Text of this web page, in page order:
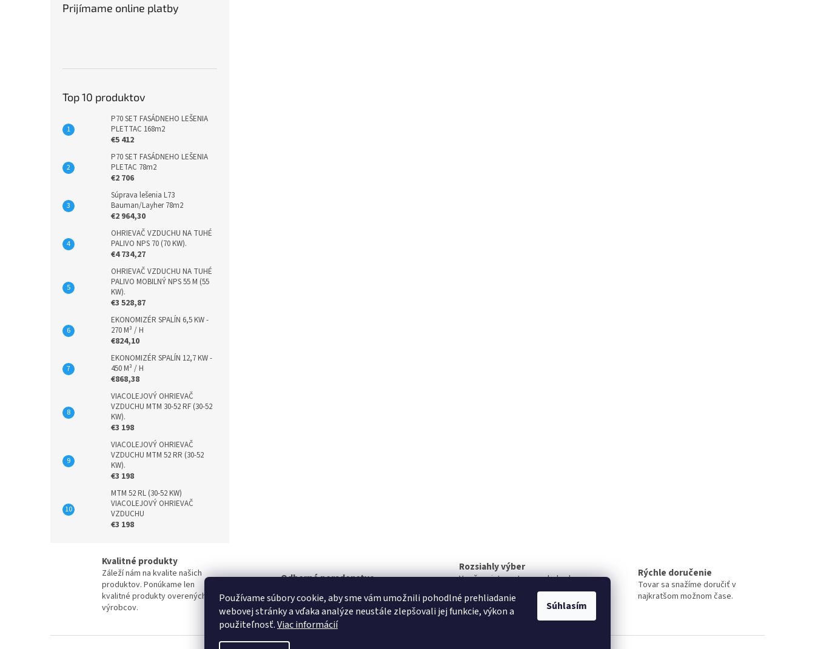
Používame súbory cookie, aby sme vám umožnili pohodlné prehliadanie
webovej stránky a vďaka analýze neustále zlepšovali jej funkcie, výkon a
použiteľnosť.Viac informácií
Súhlasím
Prijímame online platby
Top 10 produktov
P70 SET FASÁDNEHO LEŠENIA
PLETTAC 168m2
€5 412
P70 SET FASÁDNEHO LEŠENIA
PLETAC 78m2
€2 706
Súprava lešenia L73
Bauman/Layher 78m2
€2 964,30
OHRIEVAČ VZDUCHU NA TUHÉ
PALIVO NPS 70 (70 KW).
€4 734,27
OHRIEVAČ VZDUCHU NA TUHÉ
PALIVO MOBILNÝ NPS 55 M (55
KW).
€3 528,87
EKONOMIZÉR SPALÍN 6,5 KW -
270 M³ / H
€824,10
EKONOMIZÉR SPALÍN 12,7 KW -
450 M³ / H
€868,38
VIACOLEJOVÝ OHRIEVAČ
VZDUCHU MTM 30-52 RF (30-52
KW).
€3 198
VIACOLEJOVÝ OHRIEVAČ
VZDUCHU MTM 52 RR (30-52
KW).
€3 198
MTM 52 RL (30-52 KW)
VIACOLEJOVÝ OHRIEVAČ
VZDUCHU
€3 198
Kvalitné produkty
Záleží nám na kvalite našich
produktov. Ponúkame len
kvalitné produkty overených
výrobcov.
Odborné poradenstvo
Rozsiahly výber
V našom internetovom obchode
nájdete rozsiahly sortiment
produktov
Rýchle doručenie
Tovar sa snažíme doručiť v
najkratšom možnom čase.